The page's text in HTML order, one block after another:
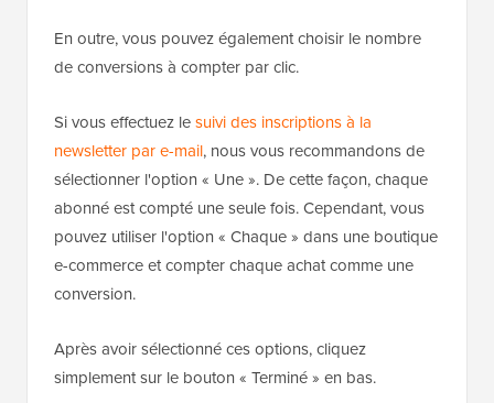
En outre, vous pouvez également choisir le nombre
de conversions à compter par clic.
Si vous effectuez lesuivi des inscriptions à la
newsletter par e-mail, nous vous recommandons de
sélectionner l'option « Une ». De cette façon, chaque
abonné est compté une seule fois. Cependant, vous
pouvez utiliser l'option « Chaque » dans une boutique
e-commerce et compter chaque achat comme une
conversion.
Après avoir sélectionné ces options, cliquez
simplement sur le bouton « Terminé » en bas.